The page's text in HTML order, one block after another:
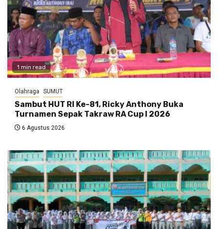
1 min read
Olahraga SUMUT
Sambut HUT RI Ke-81, Ricky Anthony Buka
Turnamen Sepak Takraw RA Cup I 2026
6 Agustus 2026